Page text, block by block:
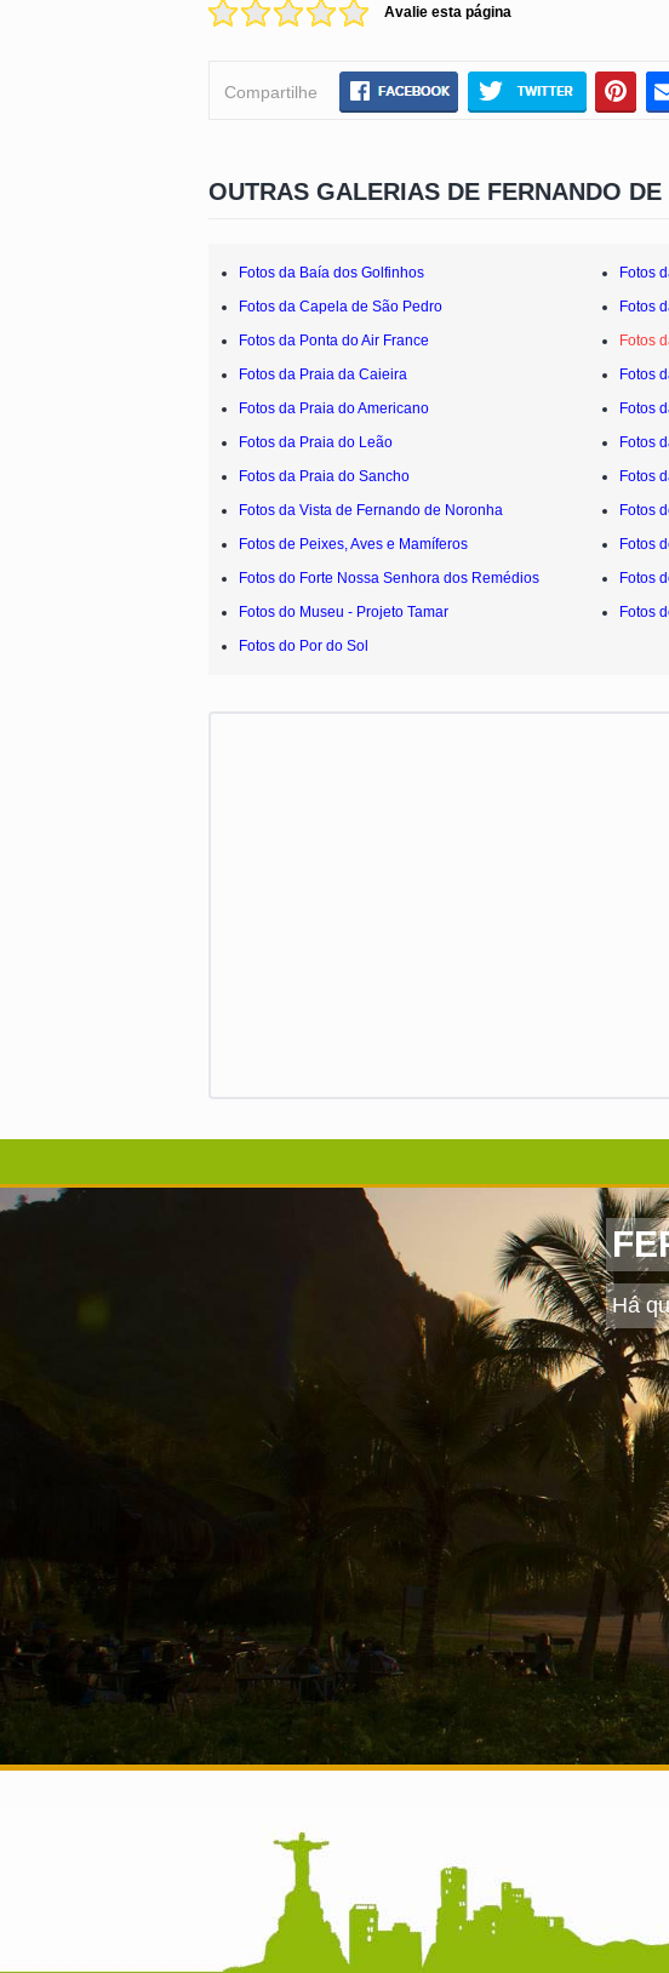
Avalie esta página
Compartilhe
OUTRAS GALERIAS DE FERNANDO
Fotos da Baía dos Golfinhos Fotos
Fotos da Capela de São Pedro
Fotos
Fotos da Ponta do Air France
Fotos
Fotos da Praia da Caieira
Fotos
Fotos da Praia do Americano
Fotos
Fotos da Praia do Leão
Fotos
Fotos da Praia do Sancho
Fotos
Fotos da Vista de Fernando de Noronha
Fotos
Fotos de Peixes, Aves e Mamíferos
Fotos
Fotos do Forte Nossa Senhora dos Remédios
Fotos
Fotos do Museu - Projeto Tamar
Fotos
Fotos do Por do Sol
Há